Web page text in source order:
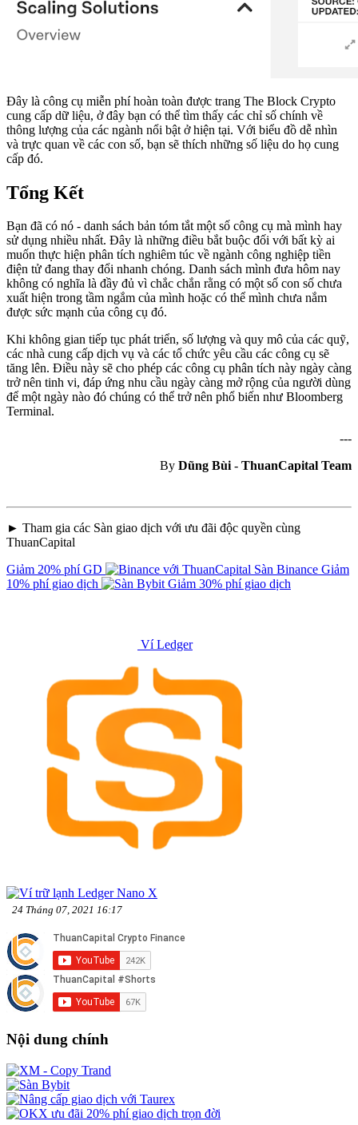
Đây là công cụ miễn phí hoàn toàn được trang The Block Crypto
cung cấp dữ liệu, ở đây bạn có thể tìm thấy các chỉ số chính về
thông lượng của các ngành nổi bật ở hiện tại. Với biểu đồ dễ nhìn
và trực quan về các con số, bạn sẽ thích những số liệu do họ cung
cấp đó.
Tổng Kết
Bạn đã có nó - danh sách bản tóm tắt một số công cụ mà mình hay
sử dụng nhiều nhất. Đây là những điều bắt buộc đối với bất kỳ ai
muốn thực hiện phân tích nghiêm túc về ngành công nghiệp tiền
điện tử đang thay đổi nhanh chóng. Danh sách mình đưa hôm nay
không có nghĩa là đầy đủ vì chắc chắn rằng có một số con số chưa
xuất hiện trong tầm ngắm của mình hoặc có thể mình chưa nắm
được sức mạnh của công cụ đó.
Khi không gian tiếp tục phát triển, số lượng và quy mô của các quỹ,
các nhà cung cấp dịch vụ và các tổ chức yêu cầu các công cụ sẽ
tăng lên. Điều này sẽ cho phép các công cụ phân tích này ngày càng
trở nên tinh vi, đáp ứng nhu cầu ngày càng mở rộng của người dùng
để một ngày nào đó chúng có thể trở nên phổ biến như Bloomberg
Terminal.
---
By Dũng Bùi- ThuanCapital Team
► Tham gia các Sàn giao dịch với ưu đãi độc quyền cùng
ThuanCapital
Giảm 20% phí GD
Sàn Binance Giảm
10% phí giao dịch
Giảm 30% phí giao dịch
Ví Ledger
24 Tháng 07, 2021 16:17
Nội dung chính